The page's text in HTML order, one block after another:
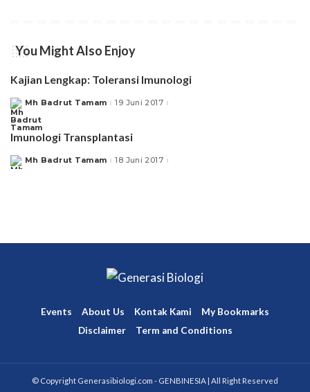
You Might Also Enjoy
Kajian Lengkap: Toleransi Imunologi
Posted
by
Mh Badrut Tamam 19 Juni 2017
Imunologi Transplantasi
Posted
by
Mh Badrut Tamam 18 Juni 2017
Events About Us Kontak Kami
My Bookmarks
Disclaimer
Term and Conditions
© Copyright Generasibiologi.com - GENBINESIA | All Right Reserved